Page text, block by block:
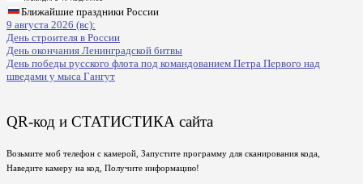
Ближайшие праздники России
9 августа 2026 (вс):
День строителя в России
День окончания Ленинградской битвы
День победы русского флота под командованием Петра Первого над
шведами у мыса Гангут
QR-код и СТАТИСТИКА сайта
Возьмите моб телефон с камерой, Запустите программу для сканирования кода,
Наведите камеру на код, Получите информацию!